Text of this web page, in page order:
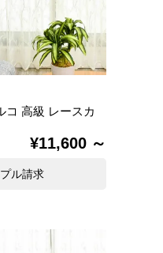
コ 高級 レースカ
¥11,600
ル請求